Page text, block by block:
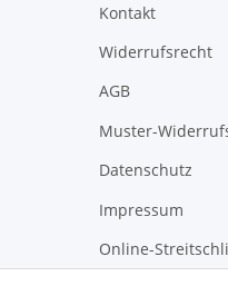
Kontakt
Widerrufsrecht
AGB
Muster-
Datenschutz
Impressum
Online-